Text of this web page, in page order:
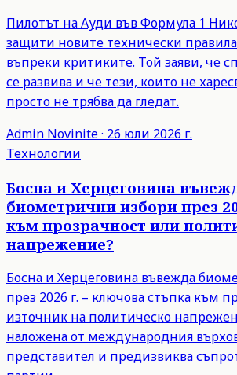
Пилотът на Ауди във Формула 1
защити новите технически правила
въпреки критиките. Той заяви, че
се развива и че тези, които не
просто не трябва да гледат.
Admin Novinite· 26 юли 2026 г.
Технологии
Босна и Херцеговина
биометрични избори през
към прозрачност или
напрежение?
Босна и Херцеговина въвежда
през 2026 г. – ключова стъпка към
източник на политическо
наложена от международния
представител и предизвиква